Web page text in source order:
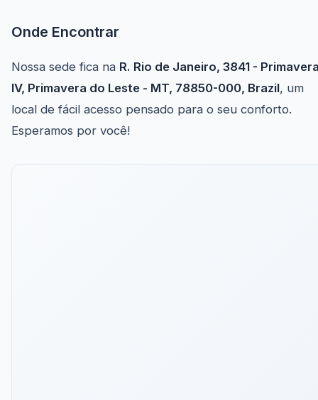
Onde Encontrar
Nossa sede fica na R. Rio de Janeiro, 3841 -
IV, Primavera do Leste - MT, 78850-000, Brazil, um
local de fácil acesso pensado para o seu conforto.
Esperamos por você!